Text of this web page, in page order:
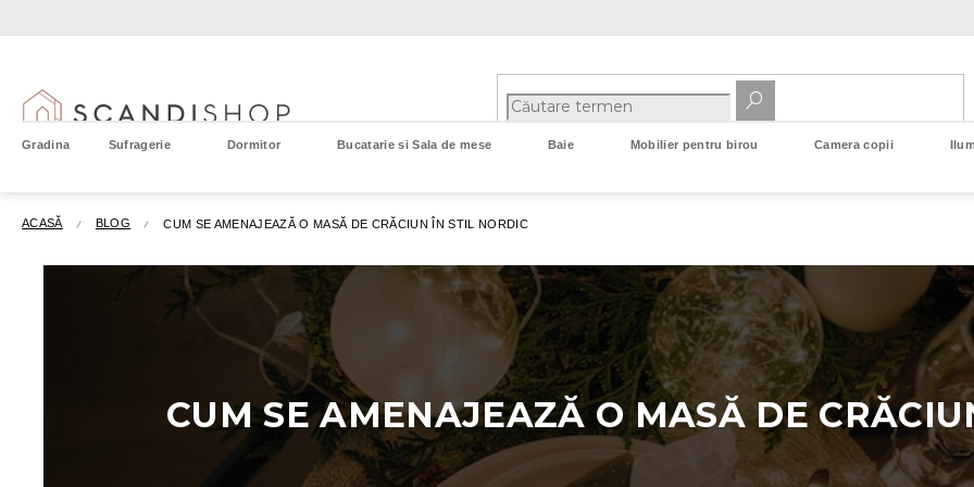
Gradina Sufragerie Dormitor Bucatarie si Sala de mese Baie Mobilier pentru birou Camera copii
ACASĂ BLOG CUM SE AMENAJEAZĂ O MASĂ DE CRĂCIUN ÎN STIL NORDIC
CUM SE AMENAJEAZĂ O MASĂ DE